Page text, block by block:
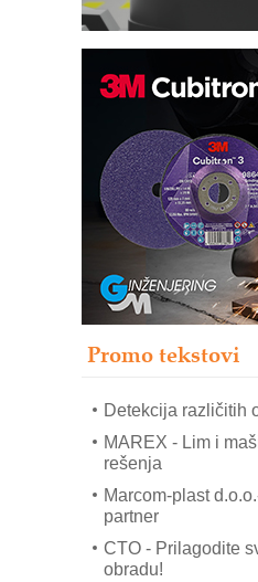
Promo tekstovi
IB BLUMENAUER
poverenja u industriji
COMBYPACK
RMQ-TITAN
– Pametna
upravljanje
Sigurnije
solarnim
Pranje točkova na
modernog i
ROSA i SCHUNK
Detekcija različitih
MAREX - Lim i
rešenja
Marcom-plast
partner
CTO - Prilagodite
obradu!